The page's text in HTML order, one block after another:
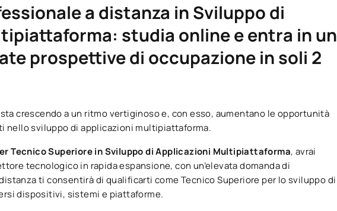
a distanza in Sviluppo di
studia online e entra in un
prospettive di occupazione in soli 2
crescendo a un ritmo vertiginoso e, con esso, aumentano le opportunità
nello sviluppo di applicazioni multipiattaforma.
Tecnico Superiore in Sviluppo di Applicazioni Multipiattaforma, avrai
tecnologico in rapida espansione, con un’elevata domanda di
ti consentirà di qualificarti come Tecnico Superiore per lo sviluppo di
dispositivi, sistemi e piattaforme.